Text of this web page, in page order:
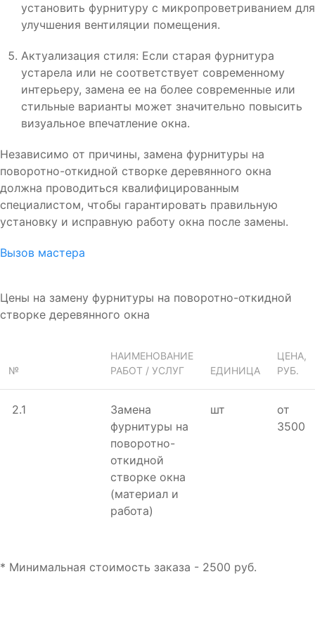
установить фурнитуру с микропроветриванием для
улучшения вентиляции помещения.
Актуализация стиля: Если старая фурнитура
устарела или не соответствует современному
интерьеру, замена ее на более современные или
стильные варианты может значительно повысить
визуальное впечатление окна.
Независимо от причины, замена фурнитуры на
поворотно-откидной створке деревянного окна
должна проводиться квалифицированным
специалистом, чтобы гарантировать правильную
установку и исправную работу окна после замены.
Вызов мастера
Цены на замену фурнитуры на поворотно-откидной
створке деревянного окна
№
НАИМЕНОВАНИЕ
РАБОТ / УСЛУГ
ЕДИНИЦА
ЦЕНА,
РУБ.
2.1
Замена
фурнитуры на
поворотно-
откидной
створке окна
(материал и
работа)
шт
от
3500
* Минимальная стоимость заказа - 2500 руб.